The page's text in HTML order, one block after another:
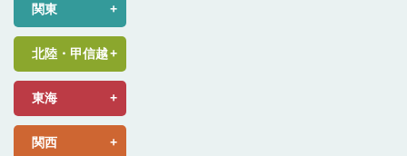
関東
北陸・甲信越
東海
関西